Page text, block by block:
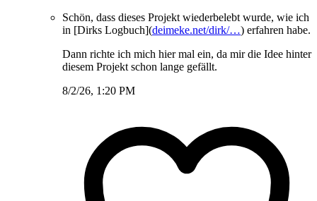
Schön, dass dieses Projekt wiederbelebt wurde, wie ich
in [Dirks Logbuch](deimeke.net/dirk/…) erfahren habe.
Dann richte ich mich hier mal ein, da mir die Idee hinter
diesem Projekt schon lange gefällt.
8/2/26, 1:20 PM